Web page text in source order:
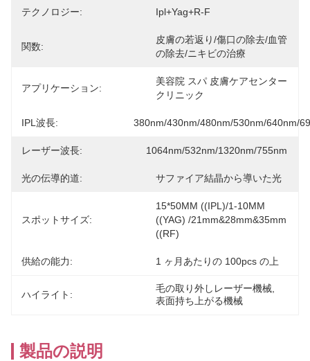
テクノロジー: Ipl+yag+r-F
関数:
皮膚の若返り/傷口の除去/血管
の除去/ニキビの治療
アプリケーション:
美容院 スパ 皮膚ケアセンター
クリニック
IPL波長: 380nm/430nm/480nm/530nm/640nm/
レーザー波長: 1064nm/532nm/1320nm/755nm
光の伝導的道: サファイア結晶から導いた光
スポットサイズ:
15*50MM ((IPL)/1-10MM
((YAG) /21mm&28mm&35mm
((RF)
供給の能力: 1 ヶ月あたりの 100pcs の上
ハイライト:
毛の取り外しレーザー機械
表面持ち上がる機械
製品の説明